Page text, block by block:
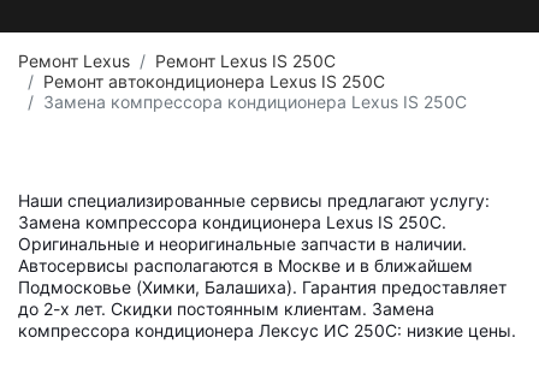
Ремонт Lexus
Ремонт Lexus IS 250C
Ремонт автокондиционера Lexus IS 250C
Замена компрессора кондиционера Lexus IS 250C
Наши специализированные сервисы предлагают услугу:
Замена компрессора кондиционера Lexus IS 250C.
Оригинальные и неоригинальные запчасти в наличии.
Автосервисы располагаются в Москве и в ближайшем
Подмосковье (Химки, Балашиха). Гарантия предоставляет
до 2-х лет. Скидки постоянным клиентам. Замена
компрессора кондиционера Лексус ИС 250С: низкие цены.